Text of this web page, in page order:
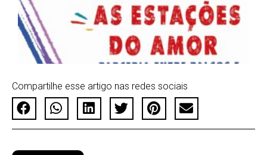
Compartilhe esse artigo nas redes sociais